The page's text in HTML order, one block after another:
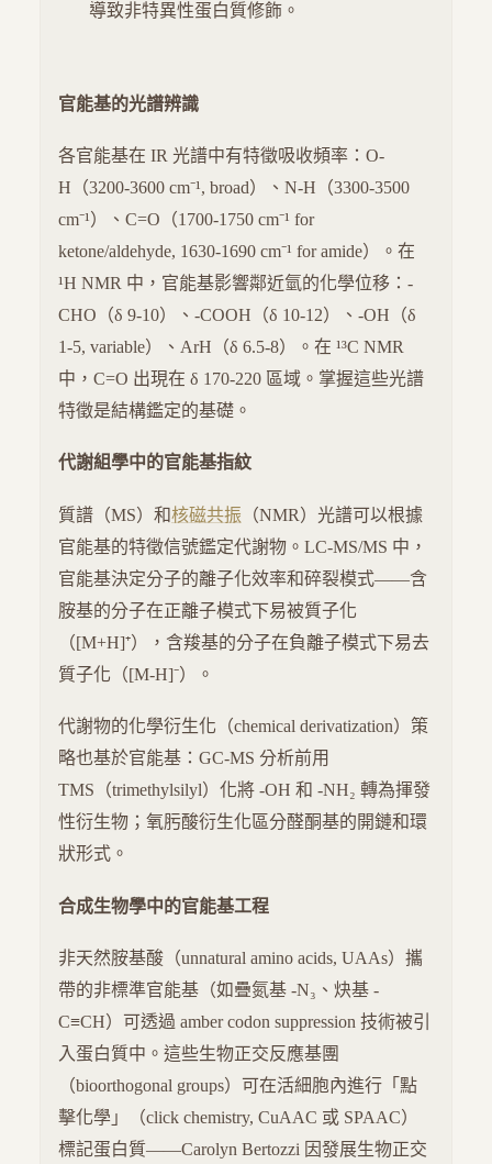
導致非特異性蛋白質修飾。
官能基的光譜辨識
各官能基在 IR 光譜中有特徵吸收頻率：O-
H（3200-3600 cm⁻¹, broad）、N-H（3300-3500
cm⁻¹）、C=O（1700-1750 cm⁻¹ for
ketone/aldehyde, 1630-1690 cm⁻¹ for amide）。在
¹H NMR 中，官能基影響鄰近氫的化學位移：-
CHO（δ 9-10）、-COOH（δ 10-12）、-OH（δ
1-5, variable）、ArH（δ 6.5-8）。在 ¹³C NMR
中，C=O 出現在 δ 170-220 區域。掌握這些光譜
特徵是結構鑑定的基礎。
代謝組學中的官能基指紋
質譜（MS）和核磁共振 （NMR）光譜可以根據
官能基的特徵信號鑑定代謝物。LC-MS/MS 中，
官能基決定分子的離子化效率和碎裂模式——含
胺基的分子在正離子模式下易被質子化
（[M+H]⁺），含羧基的分子在負離子模式下易去
質子化（[M-H]⁻）。
代謝物的化學衍生化（chemical derivatization）策
略也基於官能基：GC-MS 分析前用
TMS（trimethylsilyl）化將 -OH 和 -NH₂ 轉為揮發
性衍生物；氧肟酸衍生化區分醛酮基的開鏈和環
狀形式。
合成生物學中的官能基工程
非天然胺基酸（unnatural amino acids, UAAs）攜
帶的非標準官能基（如疊氮基 -N₃、炔基 -
C≡CH）可透過 amber codon suppression 技術被引
入蛋白質中。這些生物正交反應基團
（bioorthogonal groups）可在活細胞內進行「點
擊化學」（click chemistry, CuAAC 或 SPAAC）
標記蛋白質——Carolyn Bertozzi 因發展生物正交